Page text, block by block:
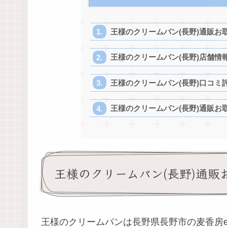
王様のクリームパン(長野)通販お
王様のクリームパン(長野)店舗情
王様のクリームパン(長野)口コミ
王様のクリームパン(長野)通販お
王様のクリームパン(長野)通販
王様のクリームパンは長野県長野市の麦香